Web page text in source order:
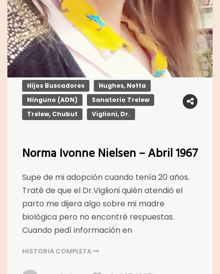
Hijos Buscadores
Hughes, Netta
Ninguno (ADN)
Sanatorio Trelew
Trelew, Chubut
Viglioni, Dr.
Norma Ivonne Nielsen – Abril 1967
Supe de mi adopción cuando tenía 20 años.
Traté de que el Dr.Viglioni quién atendió el
parto me dijera algo sobre mi madre
biológica pero no encontré respuestas.
Cuando pedí información en
HISTORIA COMPLETA